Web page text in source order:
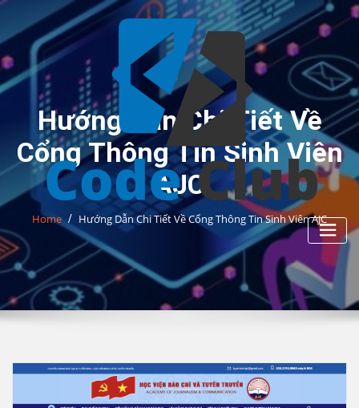
Skip
content
Hướng Dẫn Chi Tiết Về
Cổng Thông Tin Sinh Viên
AJC
Home Hướng Dẫn Chi Tiết Về Cổng Thông Tin Sinh Viên AJC